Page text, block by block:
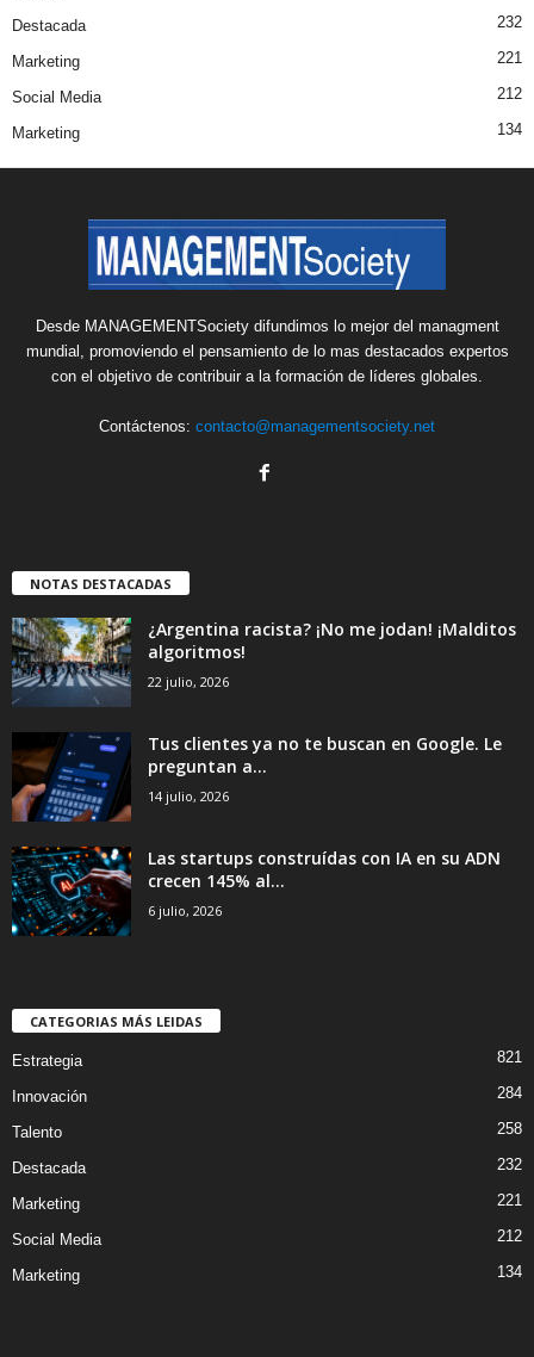
Destacada 232
Marketing 221
Social Media 212
Marketing 134
Desde MANAGEMENTSociety difundimos lo mejor del managment
mundial, promoviendo el pensamiento de lo mas destacados expertos
con el objetivo de contribuir a la formación de líderes globales.
Contáctenos: contacto@managementsociety.net
NOTAS DESTACADAS
¿Argentina racista? ¡No me jodan! ¡Malditos
algoritmos!
22 julio, 2026
Tus clientes ya no te buscan en Google. Le
preguntan a...
14 julio, 2026
Las startups construídas con IA en su ADN
crecen 145% al...
6 julio, 2026
CATEGORIAS MÁS LEIDAS
Estrategia 821
Innovación 284
Talento 258
Destacada 232
Marketing 221
Social Media 212
Marketing 134